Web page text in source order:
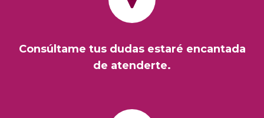
Consúltame tus dudas estaré encantada
de atenderte.